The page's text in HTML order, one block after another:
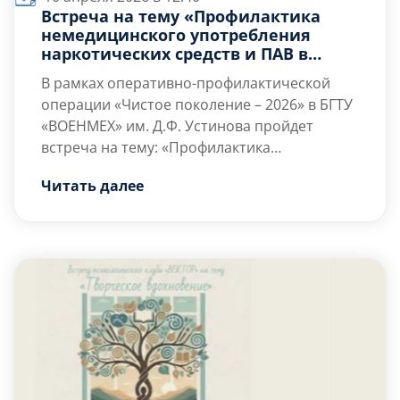
Встреча на тему «Профилактика
немедицинского употребления
наркотических средств и ПАВ в
молодежной среде»
В рамках оперативно-профилактической
операции «Чистое поколение – 2026» в БГТУ
«ВОЕНМЕХ» им. Д.Ф. Устинова пройдет
встреча на тему: «Профилактика
наркотических средств и ПАВ в молодежной
вопросы:
нервную систему человека;
Разнообразие форм зависимого
поведения в молодёжной среде;
Психологические […]
Читать далее